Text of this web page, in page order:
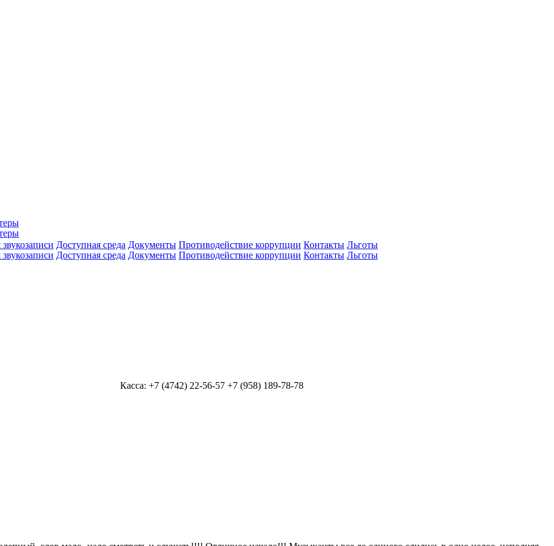
Доступная среда Документы Противодействие коррупции Контакты Льготы
Доступная среда Документы Противодействие коррупции Контакты Льготы
Касса: +7 (4742) 22-56-57 +7 (958) 189-78-78